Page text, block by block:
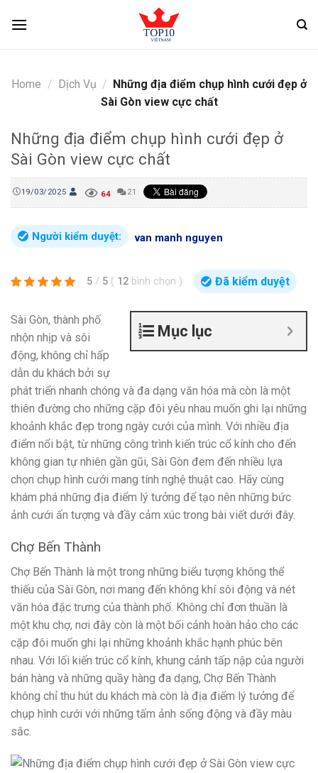
Home / Dịch Vụ / Những địa điểm chụp hình cưới đẹp ở
Sài Gòn view cực chất
Những địa điểm chụp hình cưới đẹp ở
Sài Gòn view cực chất
19/03/2025 64 21
Người kiểm duyệt: van manh nguyen
5 / 5 ( 12 bình chọn ) Đã kiểm duyệt
Mục lục
Sài Gòn, thành phố
nhộn nhịp và sôi
động, không chỉ hấp
dẫn du khách bởi sự
phát triển nhanh chóng và đa dạng văn hóa mà còn là một
thiên đường cho những cặp đôi yêu nhau muốn ghi lại những
khoảnh khắc đẹp trong ngày cưới của mình. Với nhiều địa
điểm nổi bật, từ những công trình kiến trúc cổ kính cho đến
không gian tự nhiên gần gũi, Sài Gòn đem đến nhiều lựa
chọn chụp hình cưới mang tính nghệ thuật cao. Hãy cùng
khám phá những địa điểm lý tưởng để tạo nên những bức
ảnh cưới ấn tượng và đầy cảm xúc trong bài viết dưới đây.
Chợ Bến Thành
Chợ Bến Thành là một trong những biểu tượng không thể
thiếu của Sài Gòn, nơi mang đến không khí sôi động và nét
văn hóa đặc trưng của thành phố. Không chỉ đơn thuần là
một khu chợ, nơi đây còn là một bối cảnh hoàn hảo cho các
cặp đôi muốn ghi lại những khoảnh khắc hạnh phúc bên
nhau. Với lối kiến trúc cổ kính, khung cảnh tấp nập của người
bán hàng và những quầy hàng đa dạng, Chợ Bến Thành
không chỉ thu hút du khách mà còn là địa điểm lý tưởng để
chụp hình cưới với những tấm ảnh sống động và đầy màu
sắc.